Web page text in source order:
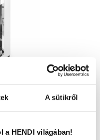
A sütikről
a HENDI világában!